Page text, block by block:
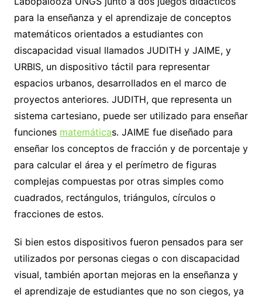
para la enseñanza y el aprendizaje de conceptos
matemáticos orientados a estudiantes con
discapacidad visual llamados JUDITH y JAIME, y
URBIS, un dispositivo táctil para representar
espacios urbanos, desarrollados en el marco de
proyectos anteriores. JUDITH, que representa un
sistema cartesiano, puede ser utilizado para enseñar
funciones matemáticas. JAIME fue diseñado para
enseñar los conceptos de fracción y de porcentaje y
para calcular el área y el perímetro de figuras
complejas compuestas por otras simples como
cuadrados, rectángulos, triángulos, círculos o
fracciones de estos.
Si bien estos dispositivos fueron pensados para ser
utilizados por personas ciegas o con discapacidad
visual, también aportan mejoras en la enseñanza y
el aprendizaje de estudiantes que no son ciegos, ya